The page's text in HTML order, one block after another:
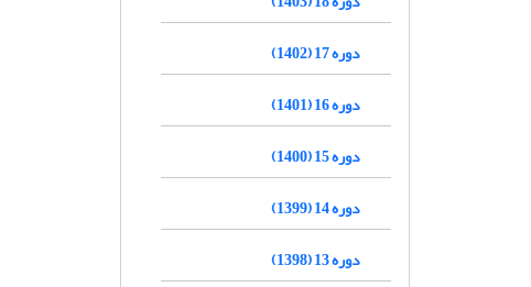
دوره 17 (1402)
دوره 16 (1401)
دوره 15 (1400)
دوره 14 (1399)
دوره 13 (1398)